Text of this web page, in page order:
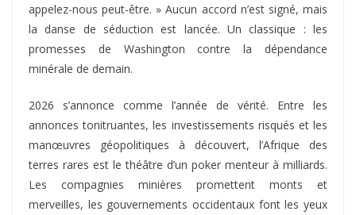
appelez-nous peut-être. » Aucun accord n’est signé, mais
la danse de séduction est lancée. Un classique : les
promesses de Washington contre la dépendance
minérale de demain.
2026 s’annonce comme l’année de vérité. Entre les
annonces tonitruantes, les investissements risqués et les
manœuvres géopolitiques à découvert, l’Afrique des
terres rares est le théâtre d’un poker menteur à milliards.
Les compagnies minières promettent monts et
merveilles, les gouvernements occidentaux font les yeux